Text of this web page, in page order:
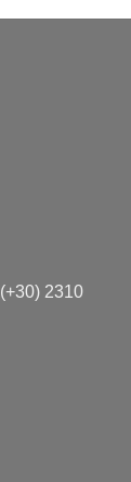
(+30) 2310